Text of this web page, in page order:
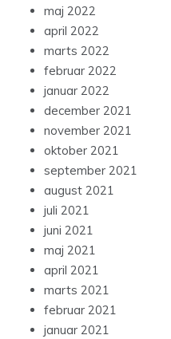
maj 2022
april 2022
marts 2022
februar 2022
januar 2022
december 2021
november 2021
oktober 2021
september 2021
august 2021
juli 2021
juni 2021
maj 2021
april 2021
marts 2021
februar 2021
januar 2021